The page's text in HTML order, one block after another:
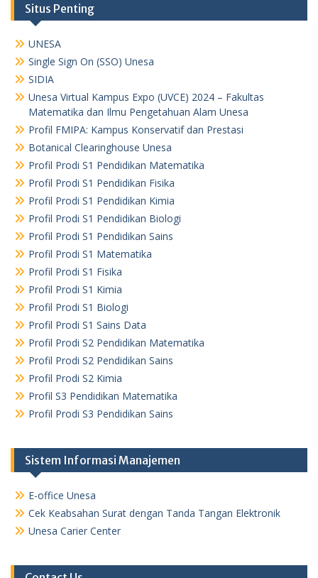
Situs Penting
UNESA
Single Sign On (SSO) Unesa
SIDIA
Unesa Virtual Kampus Expo (UVCE) 2024 – Fakultas
Matematika dan Ilmu Pengetahuan Alam Unesa
Profil FMIPA: Kampus Konservatif dan Prestasi
Botanical Clearinghouse Unesa
Profil Prodi S1 Pendidikan Matematika
Profil Prodi S1 Pendidikan Fisika
Profil Prodi S1 Pendidikan Kimia
Profil Prodi S1 Pendidikan Biologi
Profil Prodi S1 Pendidikan Sains
Profil Prodi S1 Matematika
Profil Prodi S1 Fisika
Profil Prodi S1 Kimia
Profil Prodi S1 Biologi
Profil Prodi S1 Sains Data
Profil Prodi S2 Pendidikan Matematika
Profil Prodi S2 Pendidikan Sains
Profil Prodi S2 Kimia
Profil S3 Pendidikan Matematika
Profil Prodi S3 Pendidikan Sains
Sistem Informasi Manajemen
E-office Unesa
Cek Keabsahan Surat dengan Tanda Tangan Elektronik
Unesa Carier Center